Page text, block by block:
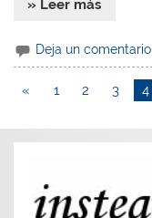
» Leer más
Deja un comentario
« 1 2 3 4